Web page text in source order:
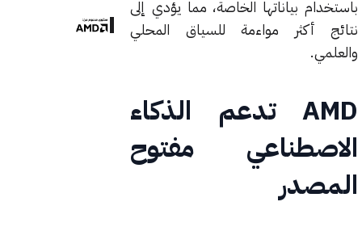
باستخدام بياناتها الخاصة، مما يؤدي إلى
نتائج أكثر مواءمة للسياق المحلي
والعلمي.
AMD تدعم الذكاء
الاصطناعي مفتوح
المصدر